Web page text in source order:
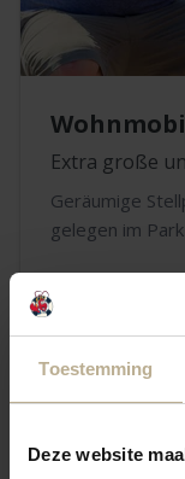
Toestemming
Deze website
Geräumige
gelegen im
ab 128,56 €
inkl. Gebühren